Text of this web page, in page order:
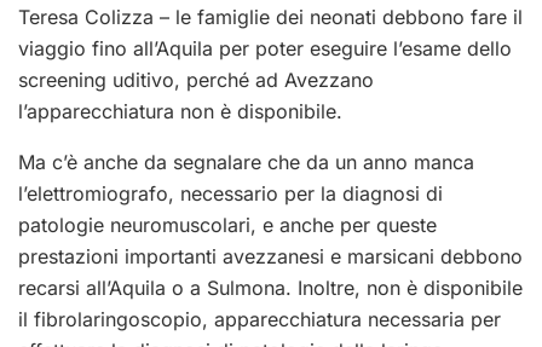
Teresa Colizza – le famiglie dei neonati debbono fare il
viaggio fino all’Aquila per poter eseguire l’esame dello
screening uditivo, perché ad Avezzano
l’apparecchiatura non è disponibile.
Ma c’è anche da segnalare che da un anno manca
l’elettromiografo, necessario per la diagnosi di
patologie neuromuscolari, e anche per queste
prestazioni importanti avezzanesi e marsicani debbono
recarsi all’Aquila o a Sulmona. Inoltre, non è disponibile
il fibrolaringoscopio, apparecchiatura necessaria per